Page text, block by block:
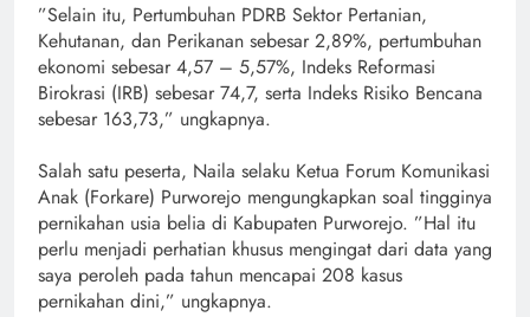
”Selain itu, Pertumbuhan PDRB Sektor Pertanian,
Kehutanan, dan Perikanan sebesar 2,89%, pertumbuhan
ekonomi sebesar 4,57 – 5,57%, Indeks Reformasi
Birokrasi (IRB) sebesar 74,7, serta Indeks Risiko Bencana
sebesar 163,73,” ungkapnya.
Salah satu peserta, Naila selaku Ketua Forum Komunikasi
Anak (Forkare) Purworejo mengungkapkan soal tingginya
pernikahan usia belia di Kabupaten Purworejo. ”Hal itu
perlu menjadi perhatian khusus mengingat dari data yang
saya peroleh pada tahun mencapai 208 kasus
pernikahan dini,” ungkapnya.